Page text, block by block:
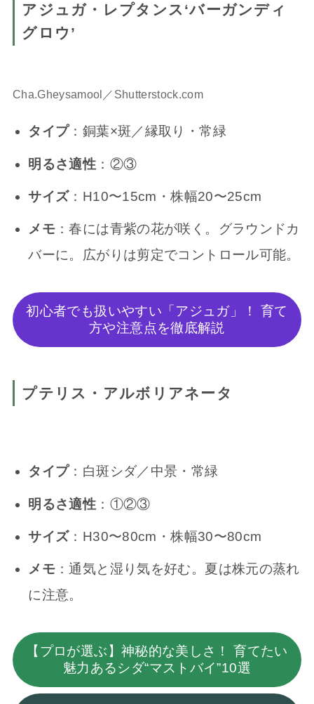
アジュガ・レプタンス‘バーガンディ
グロウ’
Cha.Gheysamool／Shutterstock.com
タイプ：銅葉×斑／縁取り・常緑
明るさ適性 ：②③
サイズ：H10〜15cm・株幅20〜25cm
メモ ：春には青紫の花が咲く。グラウンドカ
バーに。広がりは剪定でコントロール可能。
初心者でも扱いやすい「アジュガ」！ 育て
方や注意点を徹底解説
プテリス・アルボリアネータ
タイプ：白斑シダ／中景・常緑
明るさ適性 ：①②③
サイズ：H30〜80cm・株幅30〜80cm
メモ ：通気と湿り気を好む。夏は株元の蒸れ
に注意。
【プロが選ぶ】神秘的な美しさ！ 育てたい
魅力あるシダ“マストバイ”10選